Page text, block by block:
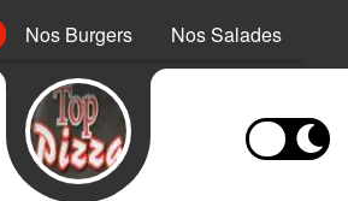
Nos Burgers Nos Salades